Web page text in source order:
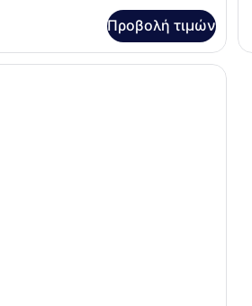
Προβολή τιμών